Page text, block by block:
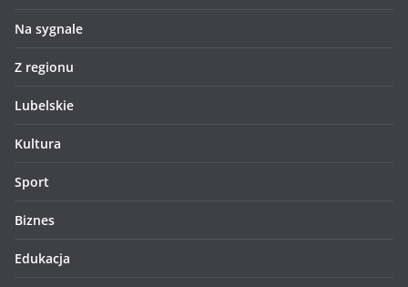
Na sygnale
Z regionu
Lubelskie
Kultura
Sport
Biznes
Edukacja